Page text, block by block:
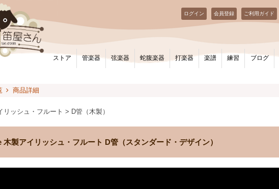
ログイン 会員登録 ご利用ガイド
ストア 管楽器 弦楽器 蛇腹楽器 打楽器 楽譜 練習 ブログ
商品詳細
リッシュ・フルート > D管（木製）
製アイリッシュ・フルート D管（スタンダード・デザイン）